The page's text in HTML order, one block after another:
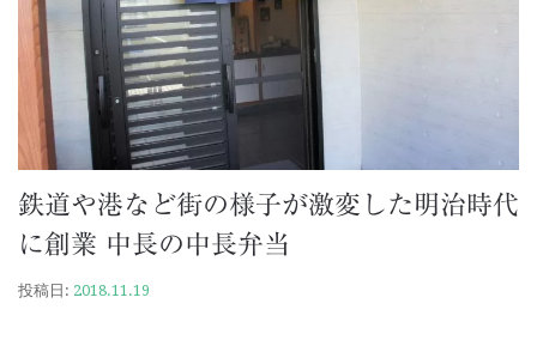
鉄道や港など街の様子が激変した明治時代
に創業 中長の中長弁当
投稿日: 2018.11.19